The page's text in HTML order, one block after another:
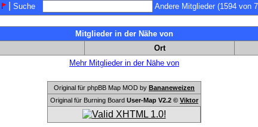
| Suche Andere Mitglieder (1594 von
Mitglieder in der Nähe von
Ort
Mehr Mitglieder in der Nähe von
Original für phpBB Map MOD by Bananeweizen
Original für Burning Board User-Map V2.2 © Viktor